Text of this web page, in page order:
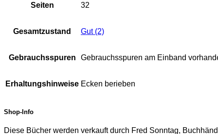
Seiten 32
Gesamtzustand Gut (2)
Gebrauchsspuren Gebrauchsspuren am Einband
Erhaltungshinweise Ecken berieben
Shop-Info
Diese Bücher werden verkauft durch Fred Sonntag,